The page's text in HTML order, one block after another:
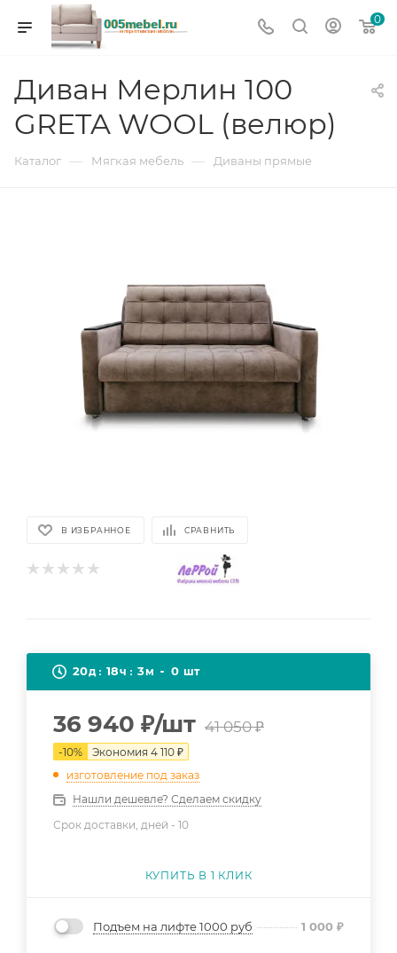
0
Диван Мерлин 100
GRETA WOOL (велюр)
Каталог — Мягкая мебель — Диваны прямые
В ИЗБРАННОЕ СРАВНИТЬ
20д 18ч 3м 0 шт
36 940 ₽/шт 41 050₽
-10% Экономия 4 110 ₽
изготовление под заказ
Нашли дешевле? Сделаем скидку
Срок доставки, дней - 10
КУПИТЬ В 1 КЛИК
Подъем на лифте 1000 руб 1 000 ₽